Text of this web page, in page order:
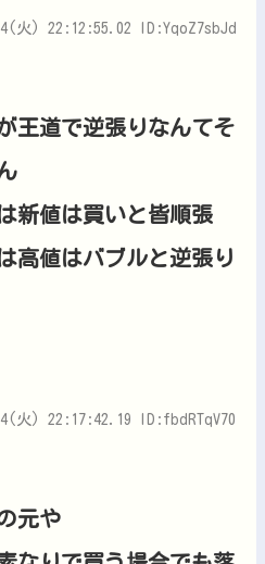
火) 22:12:55.02 ID:YqoZ7sbJd
王道で逆張りなんてそ
新値は買いと皆順張
高値はバブルと逆張り
火) 22:17:42.19 ID:fbdRTqV70
元や